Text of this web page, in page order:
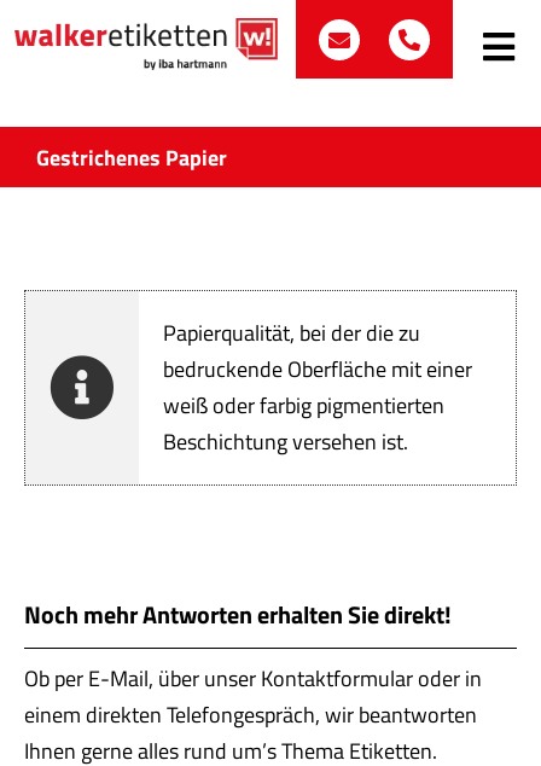
Inhalt
post@walker-
+49Toggle
Gestrichenes Papier
Papierqualität, bei der die zu
bedruckende Oberfläche mit einer
weiß oder farbig pigmentierten
Beschichtung versehen ist.
Noch mehr Antworten erhalten Sie direkt!
Ob per E-Mail, über unser Kontaktformular oder in
einem direkten Telefongespräch, wir beantworten
Ihnen gerne alles rund um’s Thema Etiketten.